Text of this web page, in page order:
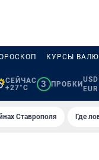
КУРСЫ
СЕЙЧАС
+27°C
3 ПРОБКИ
Ставрополя Где